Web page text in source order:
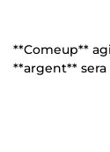
**Comeup**
**argent**